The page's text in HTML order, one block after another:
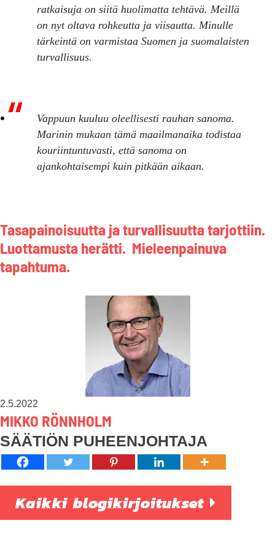
ratkaisuja on siitä huolimatta tehtävä. Meillä
on nyt oltava rohkeutta ja viisautta. Minulle
tärkeintä on varmistaa Suomen ja suomalaisten
turvallisuus.
Vappuun kuuluu oleellisesti rauhan sanoma.
Marinin mukaan tämä maailmanaika todistaa
kouriintuntuvasti, että sanoma on
ajankohtaisempi kuin pitkään aikaan.
Tasapainoisuutta ja turvallisuutta tarjottiin.
Luottamusta herätti. Mieleenpainuva
tapahtuma.
2.5.2022
MIKKO RÖNNHOLM
SÄÄTIÖN PUHEENJOHTAJA
Kaikki blogikirjoitukset